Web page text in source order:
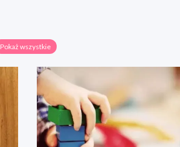
Pokaż wszystkie